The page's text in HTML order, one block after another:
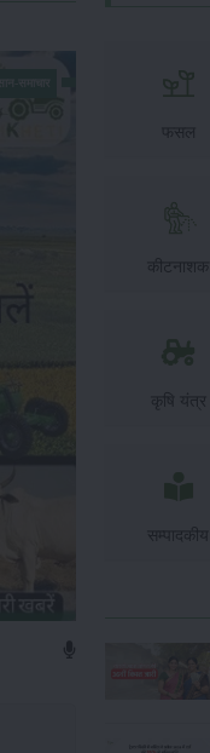
फसल
कीटनाशक
कृषि यंत्र
सम्पादकीय